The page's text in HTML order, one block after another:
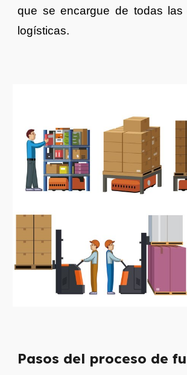
que se encargue de todas las
logísticas.
Pasos del proceso de